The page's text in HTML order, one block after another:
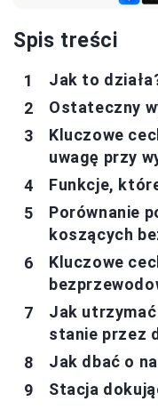
Spis treści
Jak to
Ostateczny
Kluczowe
uwagę przy
Funkcje,
Porównanie
koszących
Kluczowe
Jak
stanie przez
Jak dbać o
Stacja